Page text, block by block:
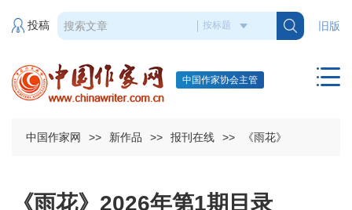
旧版
投稿
中国作家协会主管
中国作家网 >> 新作品 >> 报刊在线 >> 《雨花》
《雨花》2026年第1期目录